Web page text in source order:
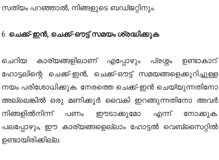
സത്യം പറഞ്ഞാൽ, നിങ്ങളുടെ ബഡ്ജറ്റിനും.
6. ചെക്ക്-ഇൻ, ചെക്ക്-ഔട്ട് സമയം ശ്രദ്ധിക്കുക
ചെറിയ കാര്യങ്ങളിലാണ് എപ്പോഴും പ്രശ്നം ഉണ്ടാകാറ്.
ഹോട്ടലിന്റെ ചെക്ക്-ഇൻ, ചെക്ക്-ഔട്ട് സമയങ്ങളെക്കുറിച്ചുള്ള
നയം പരിശോധിക്കുക. നേരത്തെ ചെക്ക്-ഇൻ ചെയ്യുന്നതിനോ
അല്ലെങ്കിൽ ഒരു മണിക്കൂർ വൈകി ഇറങ്ങുന്നതിനോ അവർ
നിങ്ങളിൽനിന്ന് പണം ഈടാക്കുമോ എന്ന് നോക്കുക.
പലപ്പോഴും, ഈ കാര്യങ്ങളെല്ലാം ഹോട്ടൽ വെബ്സൈറ്റിൽ
ഉണ്ടായിരിക്കില്ല.